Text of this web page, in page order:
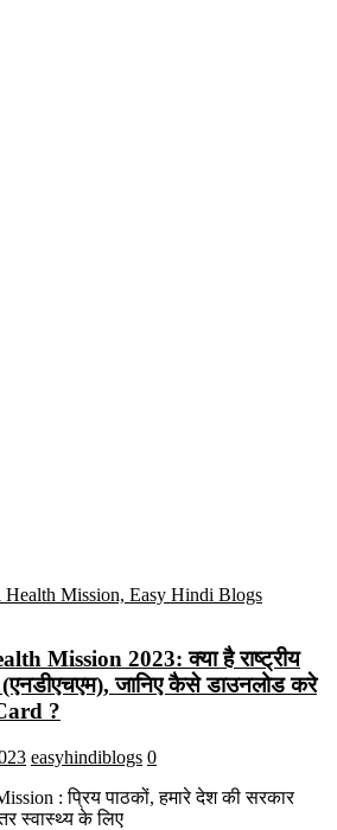
Mission 2023: क्या है राष्ट्रीय
(एनडीएचएम), जानिए कैसे डाउनलोड करे
?
easyhindiblogs 0
: प्रिय पाठकों, हमारे देश की सरकार
स्वास्थ्य के लिए